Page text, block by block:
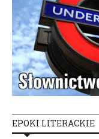
EPOKI LITERACKIE